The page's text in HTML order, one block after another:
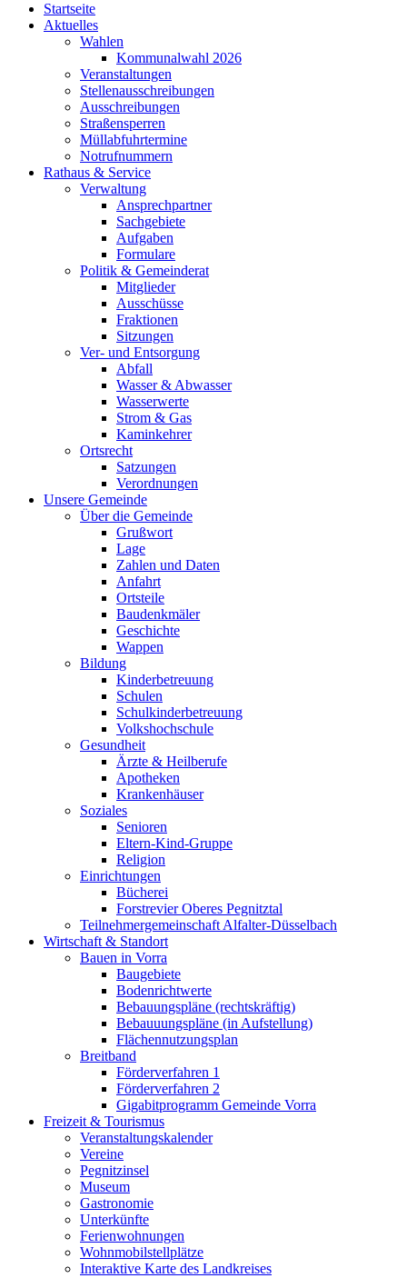
Startseite
Aktuelles
Wahlen
Kommunalwahl 2026
Veranstaltungen
Stellenausschreibungen
Ausschreibungen
Straßensperren
Müllabfuhrtermine
Notrufnummern
Rathaus & Service
Verwaltung
Ansprechpartner
Sachgebiete
Aufgaben
Formulare
Politik & Gemeinderat
Mitglieder
Ausschüsse
Fraktionen
Sitzungen
Ver- und Entsorgung
Abfall
Wasser & Abwasser
Wasserwerte
Strom & Gas
Kaminkehrer
Ortsrecht
Satzungen
Verordnungen
Unsere Gemeinde
Über die Gemeinde
Grußwort
Lage
Zahlen und Daten
Anfahrt
Ortsteile
Baudenkmäler
Geschichte
Wappen
Bildung
Kinderbetreuung
Schulen
Schulkinderbetreuung
Volkshochschule
Gesundheit
Ärzte & Heilberufe
Apotheken
Krankenhäuser
Soziales
Senioren
Eltern-Kind-Gruppe
Religion
Einrichtungen
Bücherei
Forstrevier Oberes Pegnitztal
Teilnehmergemeinschaft Alfalter-Düsselbach
Wirtschaft & Standort
Bauen in Vorra
Baugebiete
Bodenrichtwerte
Bebauungspläne (rechtskräftig)
Bebauuungspläne (in Aufstellung)
Flächennutzungsplan
Breitband
Förderverfahren 1
Förderverfahren 2
Gigabitprogramm Gemeinde Vorra
Freizeit & Tourismus
Veranstaltungskalender
Vereine
Pegnitzinsel
Museum
Gastronomie
Unterkünfte
Ferienwohnungen
Wohnmobilstellplätze
Interaktive Karte des Landkreises